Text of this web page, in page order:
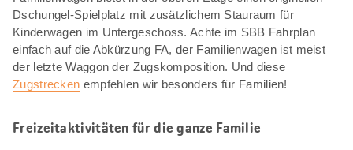
Dschungel-Spielplatz mit zusätzlichem Stauraum für
Kinderwagen im Untergeschoss. Achte im SBB Fahrplan
einfach auf die Abkürzung FA, der Familienwagen ist meist
der letzte Waggon der Zugskomposition. Und diese
Zugstrecken empfehlen wir besonders für Familien!
Freizeitaktivitäten für die ganze Familie